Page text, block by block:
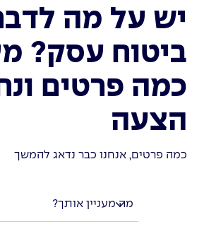
יש על מה
ביטוח עסק?
כמה פרטים
הצעה
כמה פרטים, אנחנו כבר נדאג להמשך